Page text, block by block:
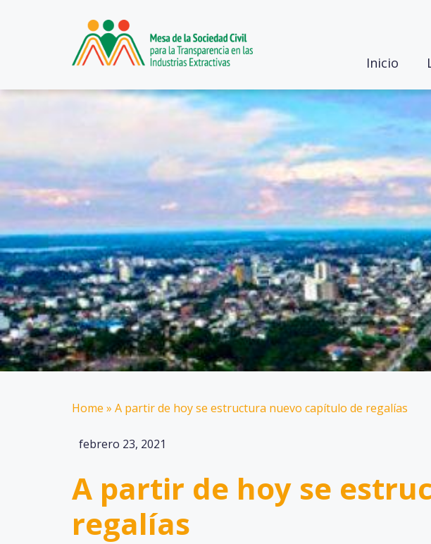
Inicio
Home » A partir de hoy se estructura nuevo capítulo de regalías
febrero 23, 2021
A partir de hoy se
regalías